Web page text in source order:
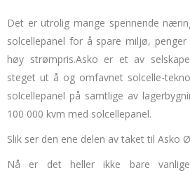
Det er utrolig mange spennende
solcellepanel for å spare miljø,
høy strømpris.Asko er et av
steget ut å og omfavnet solcelle-
solcellepanel på samtlige av
100 000 kvm med solcellepanel.
Slik ser den ene delen av taket til Asko
Nå er det heller ikke bare